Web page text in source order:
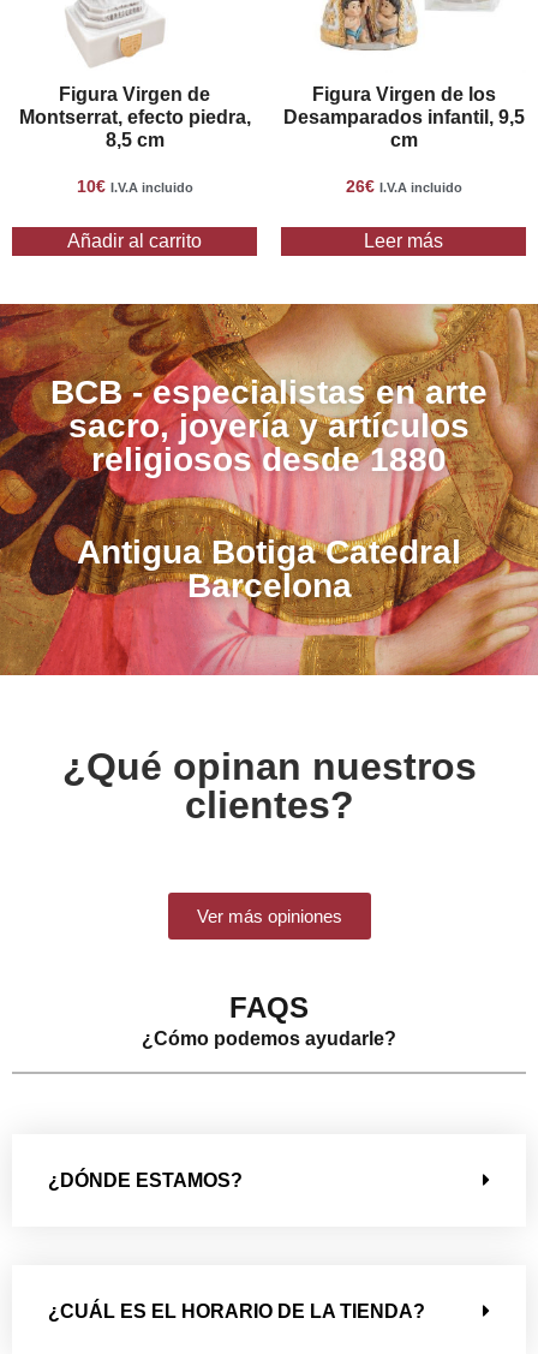
de Triana en Sevilla, España. La devoción a esta
advocación mariana es muy arraigada en Andalucía, donde
En conclusión, la figura de María Auxiliadora de Triana,
mariana de María Auxiliadora. Su diseño detallado y su
acabado cuidadoso hacen que esta figura sea un objeto
Disponible en la tienda BCB en dos tamaños, esta figura es
una adición única y significativa a cualquier colección
religiosa.
Figura Virgen de
Montserrat, efecto piedra,
8,5 cm
10€ I.V.A incluido
Añadir al carrito
Figura Virgen de los
Desamparados infantil, 9,5
cm
26€ I.V.A incluido
Leer más
BCB - especialistas en arte
sacro, joyería y artículos
religiosos desde 1880
Antigua Botiga Catedral
Barcelona
¿Qué opinan nuestros
clientes?
Ver más opiniones
FAQS
¿Cómo podemos ayudarle?
¿DÓNDE ESTAMOS?
¿CUÁL ES EL HORARIO DE LA TIENDA?